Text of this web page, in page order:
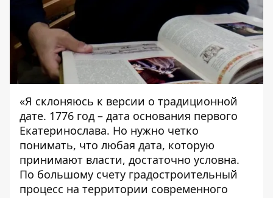
«Я склоняюсь к версии о традиционной
дате. 1776 год – дата основания первого
Екатеринослава. Но нужно четко
понимать, что любая дата, которую
принимают власти, достаточно условна.
По большому счету градостроительный
процесс на территории современного